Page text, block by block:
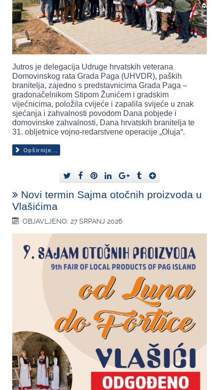
Jutros je delegacija Udruge hrvatskih veterana
Domovinskog rata Grada Paga (UHVDR), paških
branitelja, zajedno s predstavnicima Grada Paga –
gradonačelnikom Stipom Žunićem i gradskim
vijećnicima, položila cvijeće i zapalila svijeće u znak
sjećanja i zahvalnosti povodom Dana pobjede i
domovinske zahvalnosti, Dana hrvatskih branitelja te
31. obljetnice vojno-redarstvene operacije „Oluja“.
Opširnije...
Novi termin Sajma otočnih proizvoda u
Vlašićima
OBJAVLJENO: 27 SRPANJ 2026